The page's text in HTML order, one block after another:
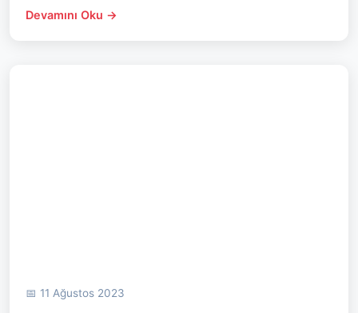
Devamını Oku →
📅 11 Ağustos 2023